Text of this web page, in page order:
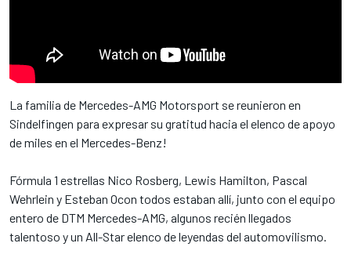
La familia de Mercedes-AMG Motorsport se reunieron en
Sindelfingen para expresar su gratitud hacia el elenco de apoyo
de miles en el Mercedes-Benz!
Fórmula 1 estrellas Nico Rosberg, Lewis Hamilton, Pascal
Wehrlein y Esteban Ocon todos estaban allí, junto con el equipo
entero de DTM Mercedes-AMG, algunos recién llegados
talentoso y un All-Star elenco de leyendas del automovilismo.